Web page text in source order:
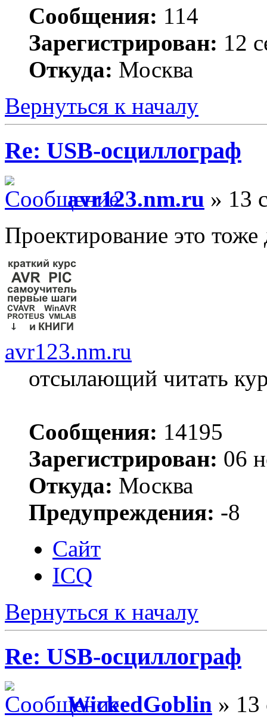
Сообщения: 114
Зарегистрирован: 12
Откуда: Москва
Вернуться к началу
Re: USB-осциллограф
avr123.nm.ru » 13
Проектирование это тоже
avr123.nm.ru
отсылающий читать
Сообщения: 14195
Зарегистрирован: 06
Откуда: Москва
Предупреждения: -8
Сайт
ICQ
Вернуться к началу
Re: USB-осциллограф
WickedGoblin » 13